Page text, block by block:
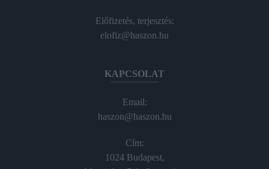
Előfizetés, terjesztés:
elofiz@haszon.hu
KAPCSOLAT
Email:
haszon@haszon.hu
Cím:
1024 Budapest,